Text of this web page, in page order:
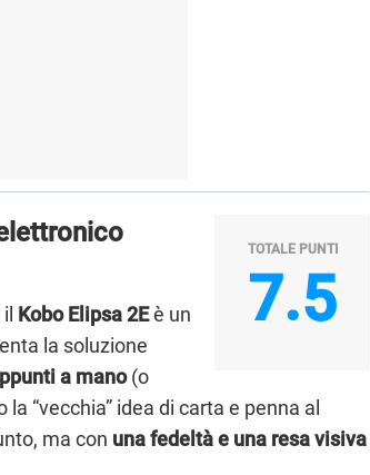
TOTALE PUNTI
7.5
il Kobo Elipsa 2Eè un
la soluzione
a mano(o
“vecchia” idea di carta e penna al
ma con una fedeltà e una resa visiva